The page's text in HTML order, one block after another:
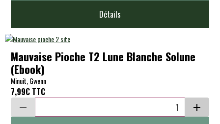
Détails
Mauvaise Pioche T2 Lune Blanche Solune
(Ebook)
Minuit, Gwenn
7,99€ TTC